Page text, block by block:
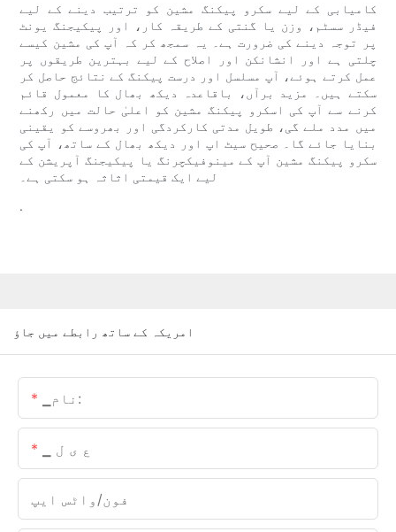
کامیابی کے لیے سکرو پیکنگ مشین کو ترتیب دینے کے لیے
فیڈر سسٹم، وزن یا گنتی کے طریقہ کار، اور پیکیجنگ یونٹ
پر توجہ دینے کی ضرورت ہے۔ یہ سمجھ کر کہ آپ کی مشین کیسے
چلتی ہے اور انشانکن اور اصلاح کے لیے بہترین طریقوں پر
عمل کرتے ہوئے، آپ مسلسل اور درست پیکنگ کے نتائج حاصل کر
سکتے ہیں۔ مزید برآں، باقاعدہ دیکھ بھال کا معمول قائم
کرنے سے آپ کی اسکرو پیکنگ مشین کو اعلیٰ حالت میں رکھنے
میں مدد ملے گی، طویل مدتی کارکردگی اور بھروسے کو یقینی
بنایا جائے گا۔ صحیح سیٹ اپ اور دیکھ بھال کے ساتھ، آپ کی
سکرو پیکنگ مشین آپ کے مینوفیکچرنگ یا پیکیجنگ آپریشن کے
لیے ایک قیمتی اثاثہ ہو سکتی ہے۔
.
امریکہ کے ساتھ رابطے میں جاؤ
▁نام:
▁ ع ی ل
فون/واٹس ایپ